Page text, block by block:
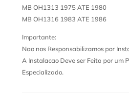
MB OH1313 1975 ATE 1980
MB OH1316 1983 ATE 1986
Importante:
Nao nos Responsabilizamos por
A Instalacao Deve ser Feita por um
Especializado.